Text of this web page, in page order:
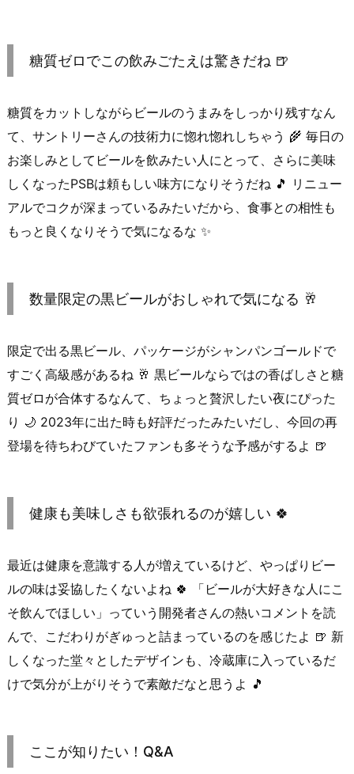
糖質ゼロでこの飲みごたえは驚きだね 🍺
糖質をカットしながらビールのうまみをしっかり残すなん
て、サントリーさんの技術力に惚れ惚れしちゃう 🌾 毎日の
お楽しみとしてビールを飲みたい人にとって、さらに美味
しくなったPSBは頼もしい味方になりそうだね 🎵 リニュー
アルでコクが深まっているみたいだから、食事との相性も
もっと良くなりそうで気になるな ✨
数量限定の黒ビールがおしゃれで気になる 🥂
限定で出る黒ビール、パッケージがシャンパンゴールドで
すごく高級感があるね 🥂 黒ビールならではの香ばしさと糖
質ゼロが合体するなんて、ちょっと贅沢したい夜にぴった
り 🌙 2023年に出た時も好評だったみたいだし、今回の再
登場を待ちわびていたファンも多そうな予感がするよ 🍺
健康も美味しさも欲張れるのが嬉しい 🍀
最近は健康を意識する人が増えているけど、やっぱりビー
ルの味は妥協したくないよね 🍀 「ビールが大好きな人にこ
そ飲んでほしい」っていう開発者さんの熱いコメントを読
んで、こだわりがぎゅっと詰まっているのを感じたよ 🍺 新
しくなった堂々としたデザインも、冷蔵庫に入っているだ
けで気分が上がりそうで素敵だなと思うよ 🎵
ここが知りたい！Q&A